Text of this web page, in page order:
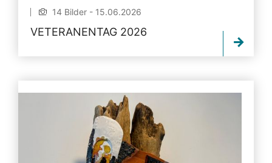
14 Bilder - 15.06.2026
VETERANENTAG 2026